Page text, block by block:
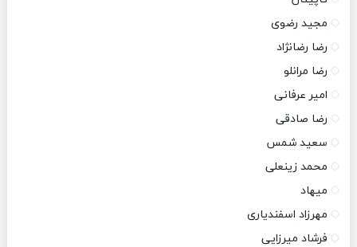
مجید رضوی
رضا رضانژاد
رضا مرانلو
امیر عرفانی
رضا صادقی
سعید شمس
محمد زینعلی
میهاد
مهرزاد اسفندیاری
فرشاد میرزایی